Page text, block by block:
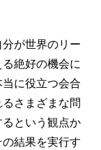
が世界のリー
絶好の機会に
に役立つ会合
さまざまな問
という観点か
結果を実行す